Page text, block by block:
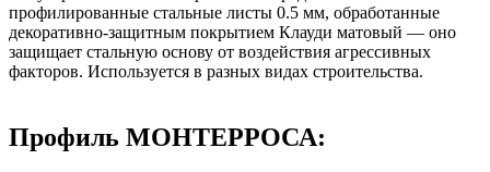
профилированные стальные листы 0.5 мм, обработанные
декоративно-защитным покрытием Клауди матовый — оно
защищает стальную основу от воздействия агрессивных
факторов. Используется в разных видах строительства.
Профиль МОНТЕРРОСА: